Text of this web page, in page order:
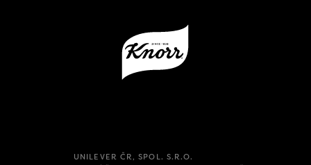
UNILEVER ČR, SPOL. S.R.O.